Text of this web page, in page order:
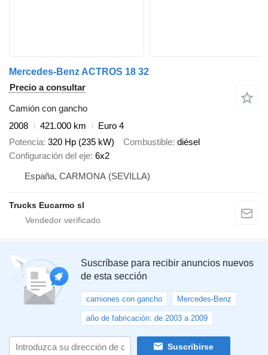
Mercedes-Benz ACTROS 18 32
Precio a consultar
Camión con gancho
2008
421.000 km
Euro 4
Potencia 320 Hp (235 kW) Combustible diésel
Configuración del eje 6x2
España, CARMONA (SEVILLA)
Trucks Eucarmo sl
Suscríbase para recibir anuncios nuevos
de esta sección
camiones con gancho Mercedes-Benz
año de fabricación: de 2003 a 2009
Suscribirse